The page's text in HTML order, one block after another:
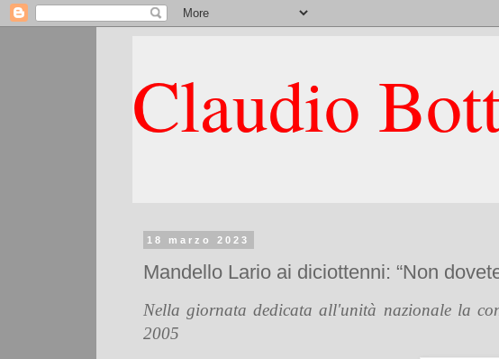
Claudio
18 marzo 2023
Mandello Lario ai diciottenni: “Non
Nella giornata dedicata all'unità nazionale la
2005